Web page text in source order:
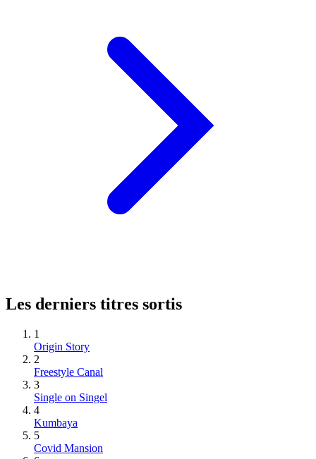
Les derniers titres sortis
1
Origin Story
2
Freestyle Canal
3
Single on Singel
4
Kumbaya
5
Covid Mansion